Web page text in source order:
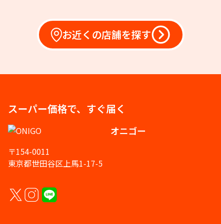
お近くの店舗を探す
スーパー価格で、すぐ届く
オニゴー
〒154-0011
東京都世田谷区上馬1-17-5